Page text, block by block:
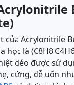
của Acrylonitrile
học là (C8H8
dẻo được sử
cứng, dễ uốn